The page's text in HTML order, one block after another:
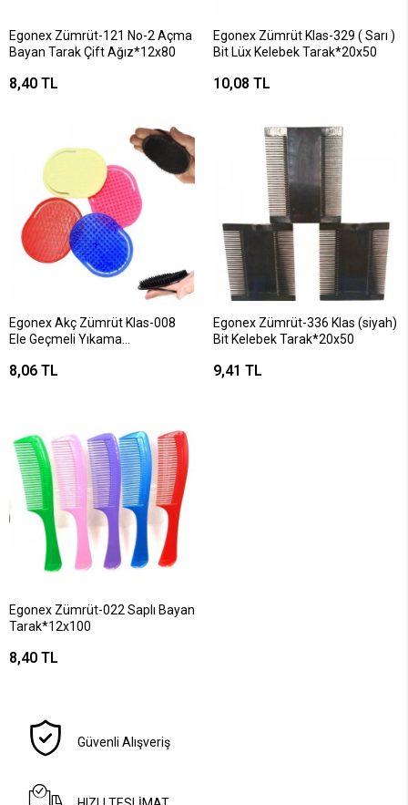
Egonex Zümrüt-121 No-2 Açma
Bayan Tarak Çift Ağız*12x80
8,40 TL
Egonex Zümrüt Klas-329 ( Sarı )
Bit Lüx Kelebek Tarak*20x50
10,08 TL
Egonex Akç Zümrüt Klas-008
Ele Geçmeli Yıkama
8,06 TL
Egonex Zümrüt-336 Klas (siyah)
Bit Kelebek Tarak*20x50
9,41 TL
Egonex Zümrüt-022 Saplı Bayan
Tarak*12x100
8,40 TL
Güvenli Alışveriş